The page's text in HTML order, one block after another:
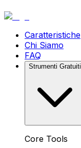
Caratteristiche
Chi Siamo
FAQ
Strumenti Gratuiti
Core Tools